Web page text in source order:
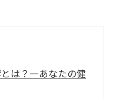
は？—あなたの健